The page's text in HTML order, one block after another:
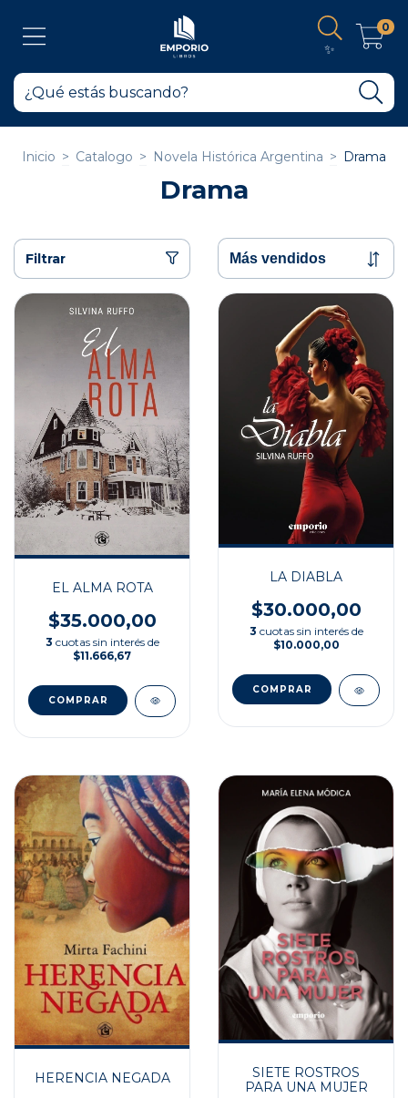
✨
0
Inicio > Catalogo > Novela Histórica Argentina > Drama
Drama
Filtrar
EL ALMA ROTA
$35.000,00
3 cuotas sin interés de
$11.666,67
LA DIABLA
$30.000,00
3 cuotas sin interés de
$10.000,00
HERENCIA NEGADA
SIETE ROSTROS
PARA UNA MUJER